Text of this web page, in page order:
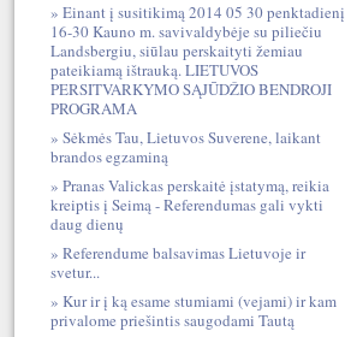
Einant į susitikimą 2014 05 30 penktadienį
16-30 Kauno m. savivaldybėje su piliečiu
Landsbergiu, siūlau perskaityti žemiau
pateikiamą ištrauką. LIETUVOS
PERSITVARKYMO SĄJŪDŽIO BENDROJI
PROGRAMA
Sėkmės Tau, Lietuvos Suverene, laikant
brandos egzaminą
Pranas Valickas perskaitė įstatymą, reikia
kreiptis į Seimą - Referendumas gali vykti
daug dienų
Referendume balsavimas Lietuvoje ir
svetur...
Kur ir į ką esame stumiami (vejami) ir kam
privalome priešintis saugodami Tautą